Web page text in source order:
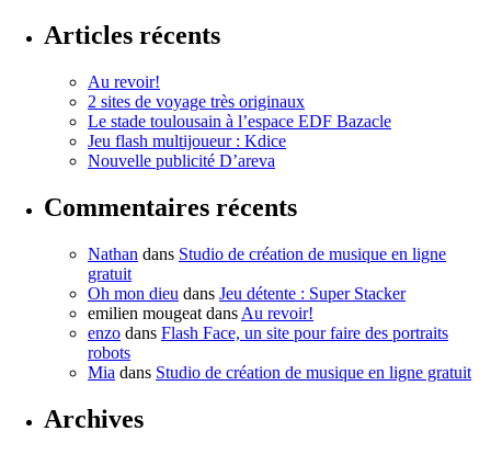
Articles récents
Au revoir!
2 sites de voyage très originaux
Le stade toulousain à l’espace EDF Bazacle
Jeu flash multijoueur : Kdice
Nouvelle publicité D’areva
Commentaires récents
Nathan dans Studio de création de musique en ligne
gratuit
Oh mon dieu dans Jeu détente : Super Stacker
emilien mougeat dans Au revoir!
enzo dans Flash Face, un site pour faire des portraits
robots
Mia dans Studio de création de musique en ligne gratuit
Archives